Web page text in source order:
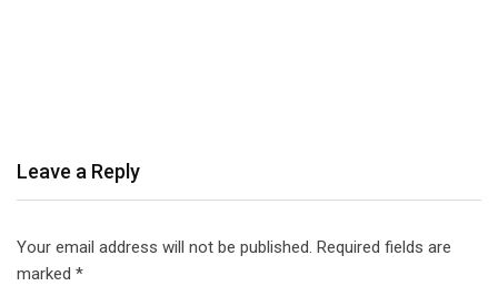
Leave a Reply
Your email address will not be published. Required fields are
marked *